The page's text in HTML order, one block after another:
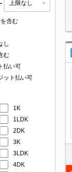
含む
し
む
払い可
ット払い可
1K
1LDK
2DK
3K
3LDK
4DK